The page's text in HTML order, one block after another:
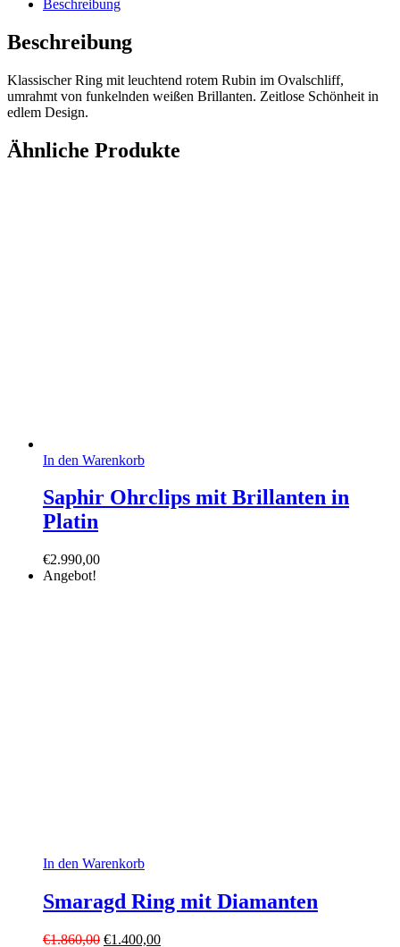
Beschreibung
Beschreibung
Klassischer Ring mit leuchtend rotem Rubin im Ovalschliff,
umrahmt von funkelnden weißen Brillanten. Zeitlose Schönheit in
edlem Design.
Ähnliche Produkte
In den Warenkorb
Saphir Ohrclips mit Brillanten in
Platin
€2.990,00
Angebot!
In den Warenkorb
Smaragd Ring mit Diamanten
€1.860,00 Ursprünglicher
€1.400,00Aktueller